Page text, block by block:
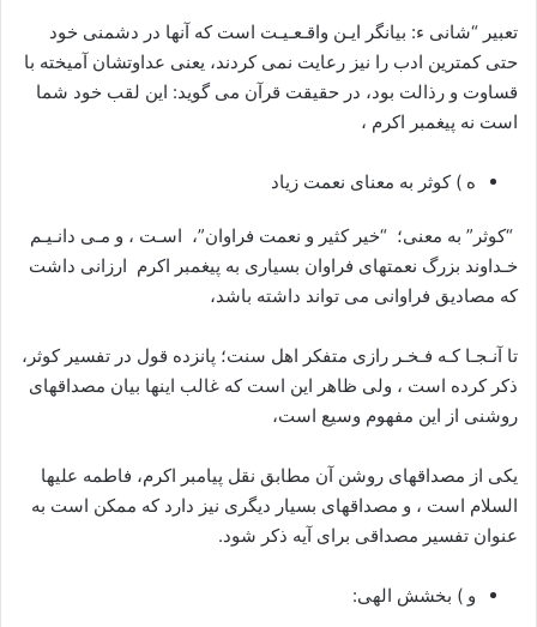
تعبير “شانى ء: بيانگر ايـن واقـعـيـت است كه آنها در دشمنى خود
حتى كمترين ادب را نيز رعايت نمى كردند، يعنى عداوتشان آميخته با
قساوت و رذالت بود، در حقيقت قرآن مى گويد: اين لقب خود شما
است نه پيغمبر اكرم ،
ه ) کوثر به معنای نعمت زیاد
“كوثر” به معنى؛ “خير كثير و نعمت فراوان”، اسـت ، و مـى دانـيـم
خـداوند بزرگ نعمتهاى فراوان بسيارى به پيغمبر اكرم ارزانى داشت
كه مصادیق فراوانی می تواند داشته باشد،
تا آنـجـا كـه فـخـر رازى متفکر اهل سنت؛ پانزده قول در تفسير كوثر،
ذكر كرده است ، ولى ظاهر اين است كه غالب اينها بيان مصداقهاى
روشنى از اين مفهوم وسيع است،
يكى از مصداقهاى روشن آن مطابق نقل پیامبر اکرم، فاطمه علیها
السلام است ، و مصداقهاى بسيار ديگرى نيز دارد كه ممكن است به
عنوان تفسير مصداقى براى آيه ذكر شود.
و ) بخشش الهی: